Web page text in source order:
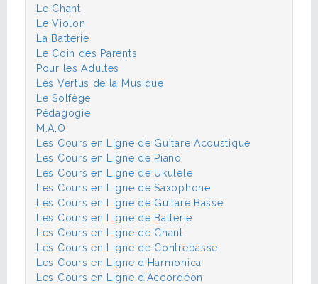
Le Chant
Le Violon
La Batterie
Le Coin des Parents
Pour les Adultes
Les Vertus de la Musique
Le Solfège
Pédagogie
M.A.O.
Les Cours en Ligne de Guitare Acoustique
Les Cours en Ligne de Piano
Les Cours en Ligne de Ukulélé
Les Cours en Ligne de Saxophone
Les Cours en Ligne de Guitare Basse
Les Cours en Ligne de Batterie
Les Cours en Ligne de Chant
Les Cours en Ligne de Contrebasse
Les Cours en Ligne d'Harmonica
Les Cours en Ligne d'Accordéon